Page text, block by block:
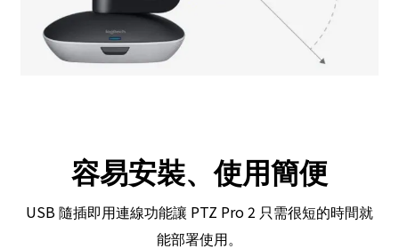
容易安裝、使用簡便
USB 隨插即用連線功能讓 PTZ Pro 2 只需很短的時間就
能部署使用。